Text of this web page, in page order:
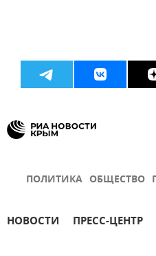
ПОЛИТИКА ОБЩЕСТВО
НОВОСТИ ПРЕСС-ЦЕНТР